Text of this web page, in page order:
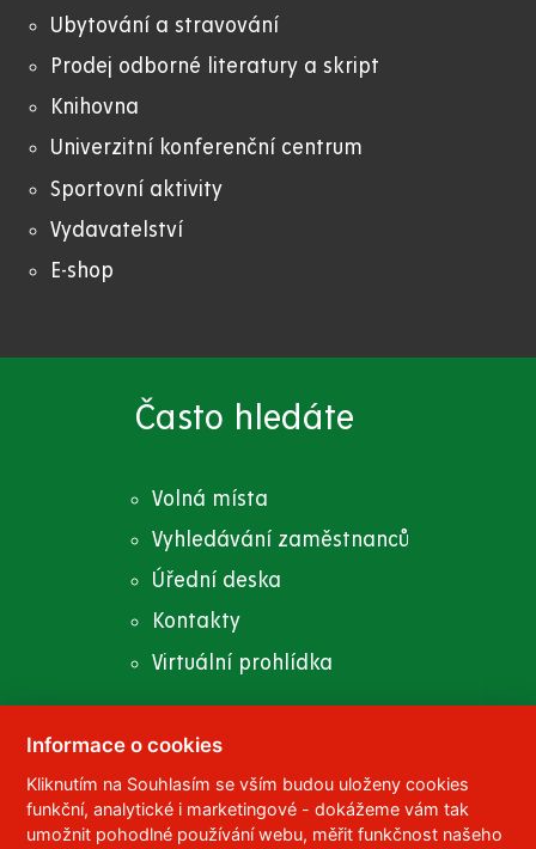
Ubytování a stravování
Prodej odborné literatury a skript
Knihovna
Univerzitní konferenční centrum
Sportovní aktivity
Vydavatelství
E-shop
Často hledáte
Volná místa
Vyhledávání zaměstnanců
Úřední deska
Kontakty
Virtuální prohlídka
© 2023 Univerzita Pardubice,Studentská 95
532 10 Pardubice 2
Informace o cookies
Kliknutím na Souhlasím se vším budou uloženy cookies
funkční, analytické i marketingové - dokážeme vám tak
umožnit pohodlné používání webu, měřit funkčnost našeho